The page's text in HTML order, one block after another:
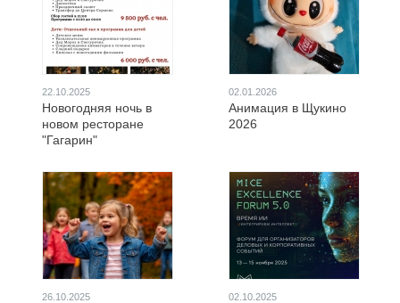
22.10.2025
Новогодняя ночь в
новом ресторане
"Гагарин"
02.01.2026
Анимация в Щукино
2026
26.10.2025 02.10.2025